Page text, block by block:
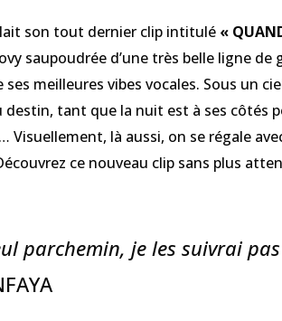
son tout dernier clip intitulé «
saupoudrée d’une très belle ligne de
meilleures vibes vocales. Sous un
tant que la nuit est à ses côtés
là aussi, on se régale
ce nouveau clip sans plus
parchemin, je les suivrai